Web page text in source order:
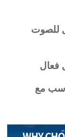
الطبقة الأساسية: صوف معدني عازل للصوت
تتوفر أحجام وتنسيقات مخصصة لتتناسب مع